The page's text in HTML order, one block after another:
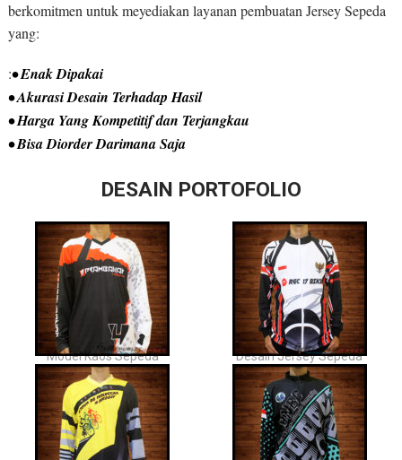
berkomitmen untuk meyediakan layanan pembuatan Jersey Sepeda
yang:
:• Enak Dipakai
• Akurasi Desain Terhadap Hasil
• Harga Yang Kompetitif dan Terjangkau
• Bisa Diorder Darimana Saja
DESAIN PORTOFOLIO
Model Kaos Sepeda Desain Jersey Sepeda